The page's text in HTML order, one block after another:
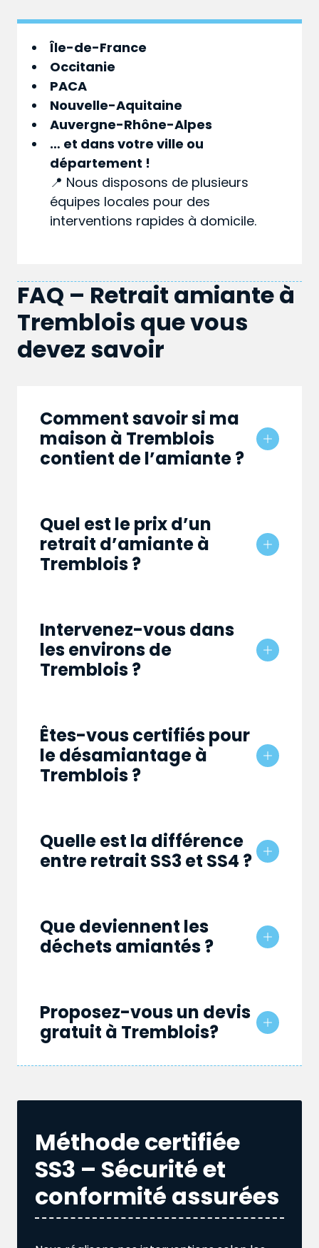
Île-de-France
Occitanie
PACA
Nouvelle-Aquitaine
Auvergne-Rhône-Alpes
… et dans votreville ou
département !
📍 Nous disposons de plusieurs
équipes locales pour des
interventions rapides à domicile.
FAQ – Retrait amiante à
Tremblois que vous
devez savoir
Comment savoir si ma
maison à Tremblois
contient de l’amiante ?
Quel est le prix d’un
retrait d’amiante à
Tremblois ?
Intervenez-vous dans
les environs de
Tremblois ?
Êtes-vous certifiés pour
le désamiantage à
Tremblois ?
Quelle est la différence
entre retrait SS3 et SS4 ?
Que deviennent les
déchets amiantés ?
Proposez-vous un devis
gratuit à Tremblois?
Méthode certifiée
SS3 – Sécurité et
conformité assurées